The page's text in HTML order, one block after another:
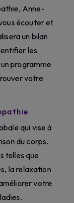
Anne-
écouter et
un bilan
les
programme
votre
qui vise à
du corps.
telles que
la relaxation
votre